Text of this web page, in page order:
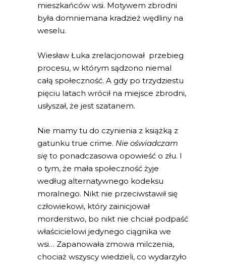
mieszkańców wsi. Motywem zbrodni
była domniemana kradzież wędliny na
weselu.
Wiesław Łuka zrelacjonował przebieg
procesu, w którym sądzono niemal
całą społeczność. A gdy po trzydziestu
pięciu latach wrócił na miejsce zbrodni,
usłyszał, że jest szatanem.
Nie mamy tu do czynienia z książką z
gatunku true crime. Nie oświadczam
się to ponadczasowa opowieść o złu. I
o tym, że mała społeczność żyje
według alternatywnego kodeksu
moralnego. Nikt nie przeciwstawił się
człowiekowi, który zainicjował
morderstwo, bo nikt nie chciał podpaść
właścicielowi jedynego ciągnika we
wsi… Zapanowała zmowa milczenia,
chociaż wszyscy wiedzieli, co wydarzyło